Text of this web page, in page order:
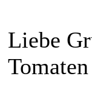
Liebe